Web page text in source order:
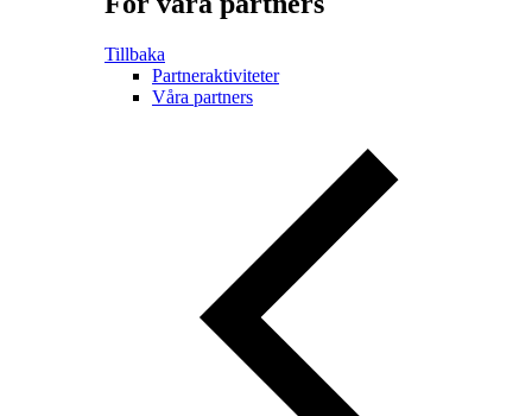
Tillbaka
Partneraktiviteter
Våra partners